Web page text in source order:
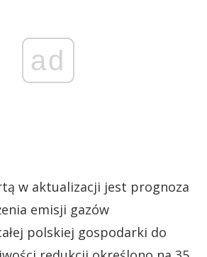
ad
w aktualizacji jest prognoza
emisji gazów
polskiej gospodarki do